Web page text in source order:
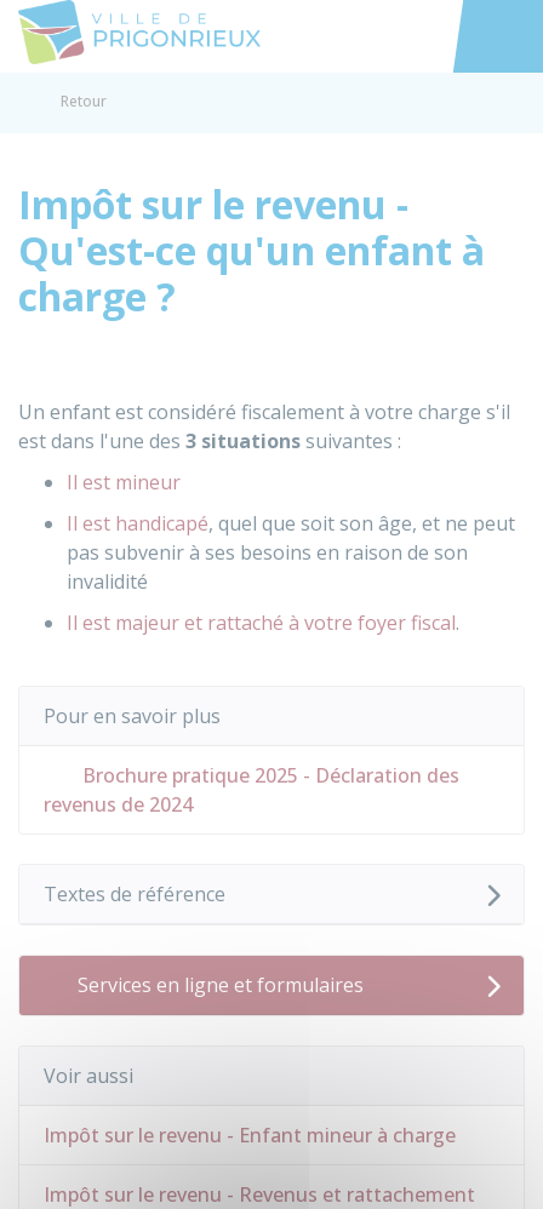
Accéder
Retour
Impôt sur le revenu -
Qu'est-ce qu'un enfant à
charge ?
Un enfant est considéré fiscalement à votre charge s'il
est dans l'une des 3 situationssuivantes :
Il est mineur
Il est handicapé, quel que soit son âge, et ne peut
pas subvenir à ses besoins en raison de son
invalidité
Il est majeur et rattaché à votre foyer fiscal.
Pour en savoir plus
Brochure pratique 2025 - Déclaration des
revenus de 2024
Textes de référence
Services en ligne et formulaires
Voir aussi
Impôt sur le revenu - Enfant mineur à charge
Impôt sur le revenu - Revenus et rattachement